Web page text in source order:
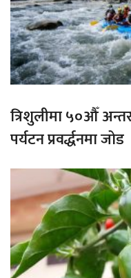
त्रिशुलीमा ५०औँ
पर्यटन प्रवर्द्धनमा जोड